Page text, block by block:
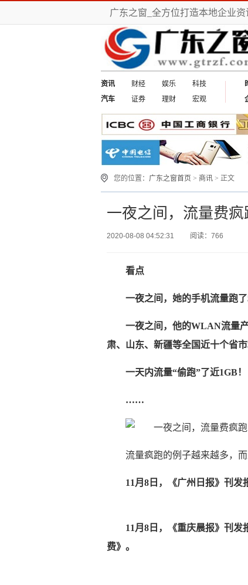
广东之窗_全方位打造本地企业
资讯 财经 娱乐
科技
汽车
证券 理财 宏观
您的位置： 广东之窗首页 > 商讯 > 正文
一夜之间，流量费
2020-08-08 04:52:31 阅读：766
看点
一夜之间，她的手机流量跑了
一夜之间，他的WLAN流量
肃、山东、新疆等全国近十个省市
一天内流量“偷跑”了近1GB！
……
流量疯跑的例子越来越多，
11月8日，《广州日报》刊发
11月8日，《重庆晨报》刊发
费》。